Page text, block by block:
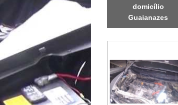
domicílio
Guaianazes